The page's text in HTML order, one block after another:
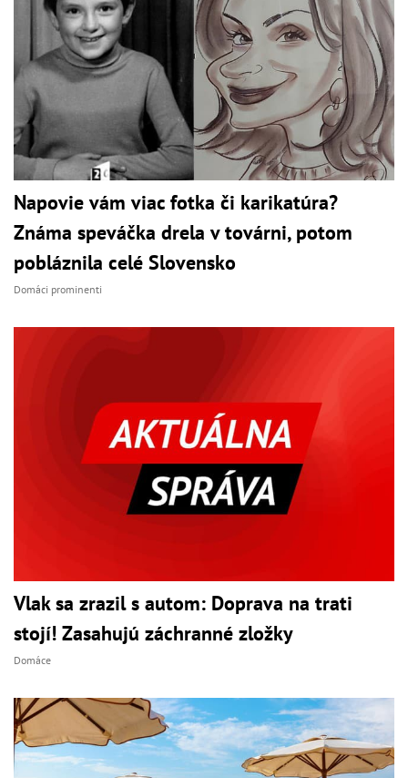
Napovie vám viac fotka či karikatúra?
Známa speváčka drela v továrni, potom
pobláznila celé Slovensko
Domáci prominenti
Vlak sa zrazil s autom: Doprava na trati
stojí! Zasahujú záchranné zložky
Domáce